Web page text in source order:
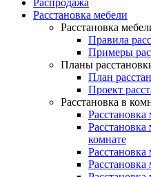
Распродажа
Расстановка мебели
Расстановка
Правила
Примеры
Планы
План
Проект
Расстановка в
Расстановка
комнате
Расстановка